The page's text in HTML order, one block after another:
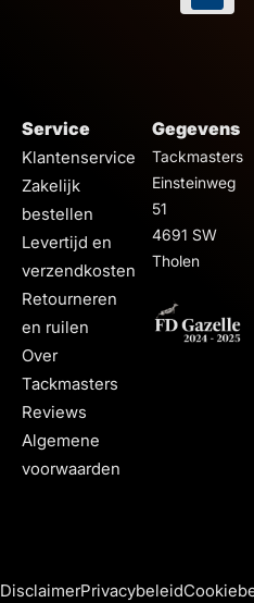
Service
Klantenservice
Zakelijk
bestellen
Levertijd en
verzendkosten
Retourneren
en ruilen
Over
Tackmasters
Reviews
Algemene
voorwaarden
Gegevens
Tackmasters
Einsteinweg
51
4691 SW
Tholen
DisclaimerPrivacybeleid